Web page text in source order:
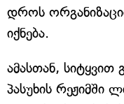
დროს
იქნება.
ამასთან, სიტყვით
პასუხის რეჟიმში